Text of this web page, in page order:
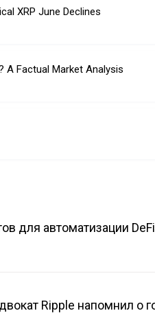
XRP June Declines
A Factual Market Analysis
для автоматизации
Ripple напомнил о